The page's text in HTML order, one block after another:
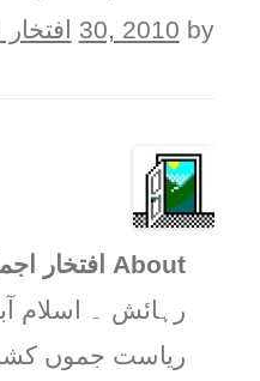
30, 2010 by
About افتخار اجمل بھوپال
رہائش ۔ اسلام
ریاست جموں